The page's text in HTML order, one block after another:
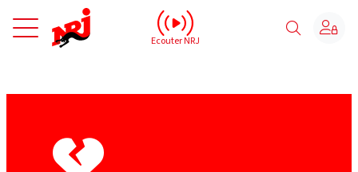
NRJ - Accueil
Ecouter NRJ